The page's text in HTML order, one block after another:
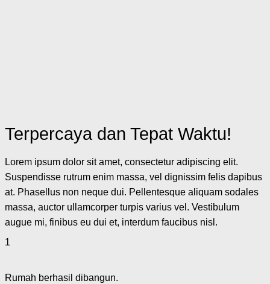
Terpercaya dan Tepat Waktu!
Lorem ipsum dolor sit amet, consectetur adipiscing elit.
Suspendisse rutrum enim massa, vel dignissim felis dapibus
at. Phasellus non neque dui. Pellentesque aliquam sodales
massa, auctor ullamcorper turpis varius vel. Vestibulum
augue mi, finibus eu dui et, interdum faucibus nisl.
1
Rumah berhasil dibangun.